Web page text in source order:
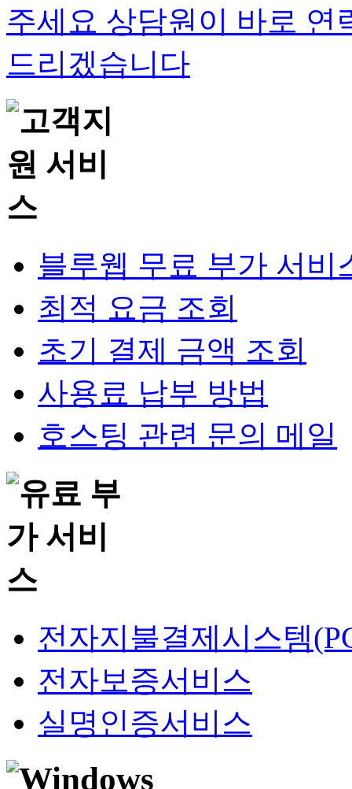
블루웹 무료 부가 서비
최적 요금 조회
초기 결제 금액 조회
사용료 납부 방법
호스팅 관련 문의 메일
전자지불결제시스템
전자보증서비스
실명인증서비스